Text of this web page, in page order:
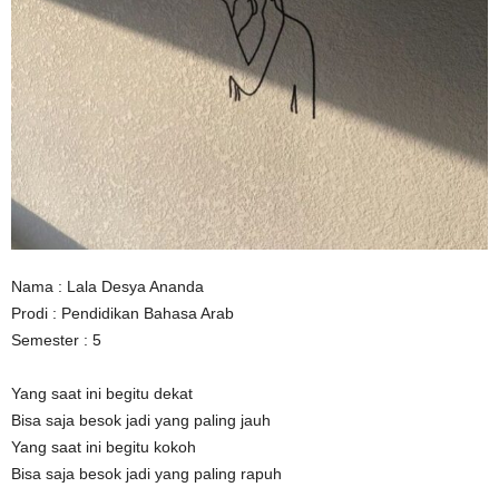
Nama : Lala Desya Ananda
Prodi : Pendidikan Bahasa Arab
Semester : 5
Yang saat ini begitu dekat
Bisa saja besok jadi yang paling jauh
Yang saat ini begitu kokoh
Bisa saja besok jadi yang paling rapuh